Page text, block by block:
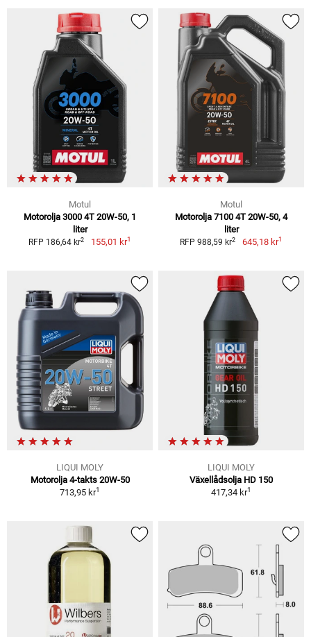
Motul
Motorolja 3000 4T 20W-50, 1
liter
RFP 186,64 kr2 155,01 kr1
Motul
Motorolja 7100 4T 20W-50, 4
liter
RFP 988,59 kr2 645,18 kr1
LIQUI MOLY
Motorolja 4-takts 20W-50
713,95 kr1
LIQUI MOLY
Växellådsolja HD 150
417,34 kr1